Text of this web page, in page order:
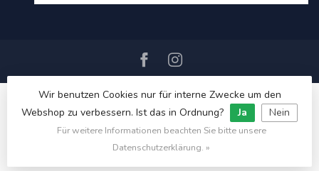
© Copyright 2026 SAIL360 watersport and boat equipment
Wir benutzen Cookies nur für interne Zwecke um den
Webshop zu verbessern. Ist das in Ordnung?
Ja Nein
Für weitere Informationen beachten Sie bitte unsere
Datenschutzerklärung. »